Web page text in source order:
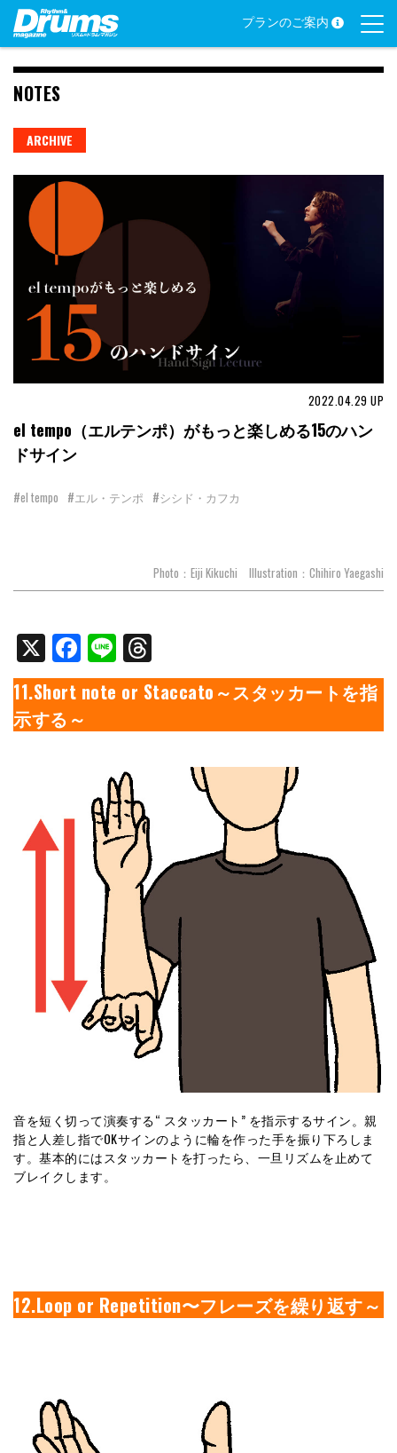
Skip
content
プランのご案内
NOTES
ARCHIVE
2022.04.29 UP
el tempo（エルテンポ）がもっと楽しめる15のハン
ドサイン
#el tempo #エル・テンポ #シシド・カフカ
Photo：Eiji Kikuchi Illustration：Chihiro Yaegashi
X Facebook
Line
11.Short note or Staccato～スタッカートを指
示する～
音を短く切って演奏する“ スタッカート” を指示するサイン。親
指と人差し指でOKサインのように輪を作った手を振り下ろしま
す。基本的にはスタッカートを打ったら、一旦リズムを止めて
ブレイクします。
12.Loop or Repetition〜フレーズを繰り返す～